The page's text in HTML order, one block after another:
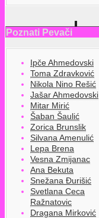
Poznati Pevači
Ipče Ahmedovski
Toma Zdravković
Nikola Nino Rešić
Jašar Ahmedovski
Mitar Mirić
Šaban Šaulić
Zorica Brunslik
Silvana Amenulić
Lepa Brena
Vesna Zmijanac
Ana Bekuta
Snežana Đurišić
Svetlana Ceca
Ražnatovic
Dragana Mirković